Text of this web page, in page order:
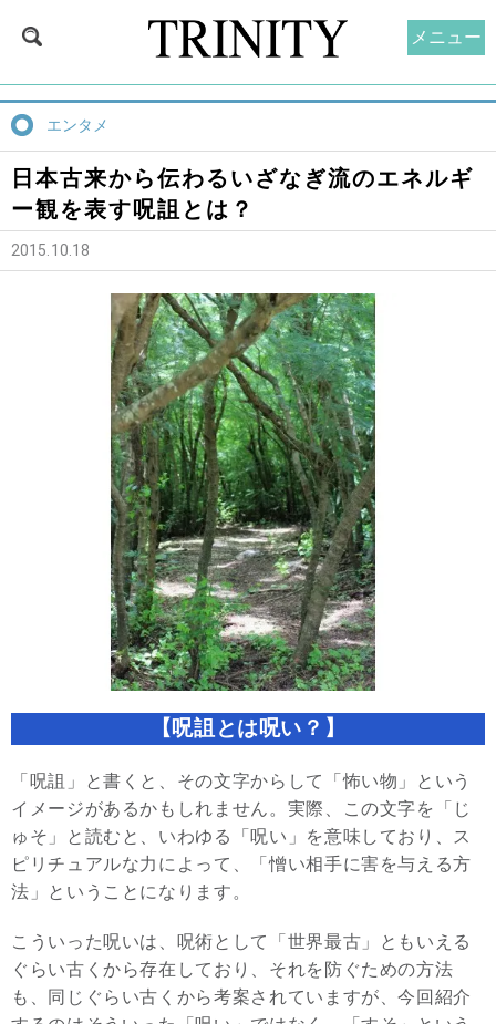
エンタメ
日本古来から伝わるいざなぎ流のエネルギ
ー観を表す呪詛とは？
2015.10.18
【呪詛とは呪い？】
「呪詛」と書くと、その文字からして「怖い物」という
イメージがあるかもしれません。実際、この文字を「じ
ゅそ」と読むと、いわゆる「呪い」を意味しており、ス
ピリチュアルな力によって、「憎い相手に害を与える方
法」ということになります。
こういった呪いは、呪術として「世界最古」ともいえる
ぐらい古くから存在しており、それを防ぐための方法
も、同じぐらい古くから考案されていますが、今回紹介
メニュー